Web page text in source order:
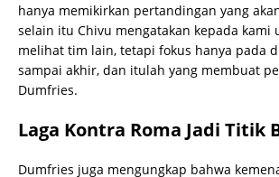
hanya memikirkan pertandingan yang
selain itu Chivu mengatakan kepada kami
melihat tim lain, tetapi fokus hanya pada
sampai akhir, dan itulah yang membuat
Dumfries.
Laga Kontra Roma Jadi Titik
Dumfries juga mengungkap bahwa